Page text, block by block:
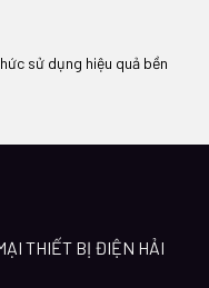
sử dụng hiệu quả bền
THIẾT BỊ ĐIỆN HẢI